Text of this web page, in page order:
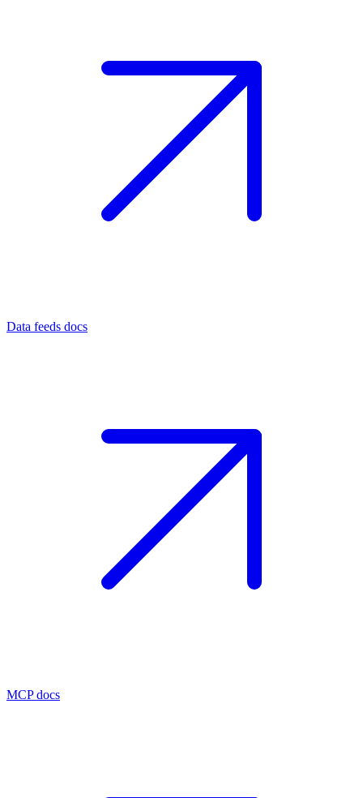
Data feeds docs
MCP docs